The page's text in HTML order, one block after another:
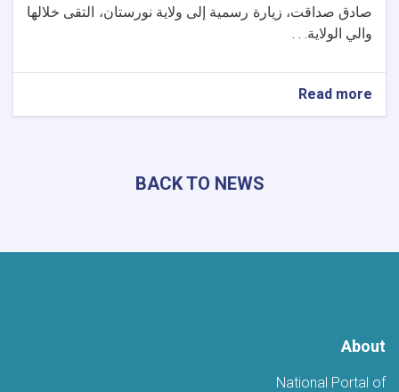
صادق صداقت، زيارة رسمية إلى ولاية نورستان، التقى خلالها
والي الولاية. . .
Read more
نورستان
BACK TO NEWS
About
National Portal of